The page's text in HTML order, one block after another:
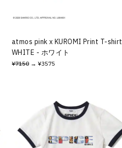
atmos pink x KUROMI Print T-shirt
WHITE - ホワイト
¥7150 → ¥3575